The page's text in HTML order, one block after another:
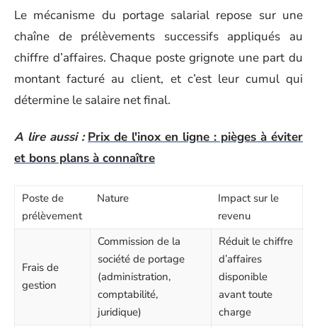
Le mécanisme du portage salarial repose sur une
chaîne de prélèvements successifs appliqués au
chiffre d’affaires. Chaque poste grignote une part du
montant facturé au client, et c’est leur cumul qui
détermine le salaire net final.
A lire aussi : Prix de l'inox en ligne : pièges à éviter
et bons plans à connaître
Poste de
prélèvement
Nature
Impact sur le
revenu
Frais de
gestion
Commission de la
société de portage
(administration,
comptabilité,
juridique)
Réduit le chiffre
d’affaires
disponible
avant toute
charge